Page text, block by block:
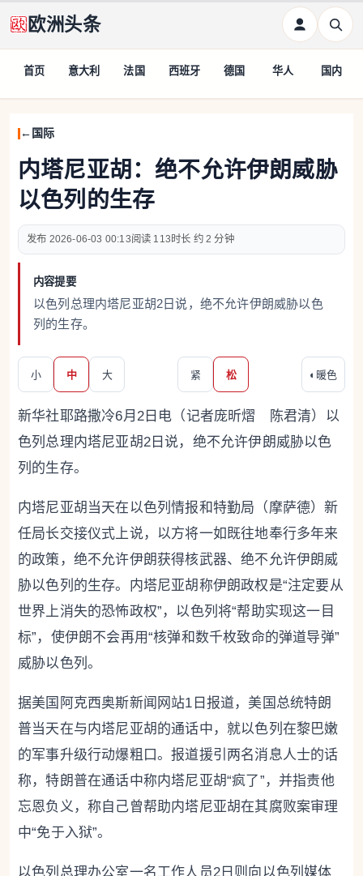
欧洲头条
首页 意大利 法国 西班牙 德国 华人 国内
国际
内塔尼亚胡：绝不允许伊朗威胁
以色列的生存
2026-06-03 00:13 113 约 2 分钟
内容提要
以色列总理内塔尼亚胡2日说，绝不允许伊朗威胁以色
列的生存。
小 中 大 紧 松 ◐ 暖色
新华社耶路撒冷6月2日电（记者庞昕熠 陈君清）以
色列总理内塔尼亚胡2日说，绝不允许伊朗威胁以色
列的生存。
内塔尼亚胡当天在以色列情报和特勤局（摩萨德）新
任局长交接仪式上说，以方将一如既往地奉行多年来
的政策，绝不允许伊朗获得核武器、绝不允许伊朗威
胁以色列的生存。内塔尼亚胡称伊朗政权是“注定要从
世界上消失的恐怖政权”，以色列将“帮助实现这一目
标”，使伊朗不会再用“核弹和数千枚致命的弹道导弹”
威胁以色列。
据美国阿克西奥斯新闻网站1日报道，美国总统特朗
普当天在与内塔尼亚胡的通话中，就以色列在黎巴嫩
的军事升级行动爆粗口。报道援引两名消息人士的话
称，特朗普在通话中称内塔尼亚胡“疯了”，并指责他
忘恩负义，称自己曾帮助内塔尼亚胡在其腐败案审理
中“免于入狱”。
以色列总理办公室一名工作人员2日则向以色列媒体